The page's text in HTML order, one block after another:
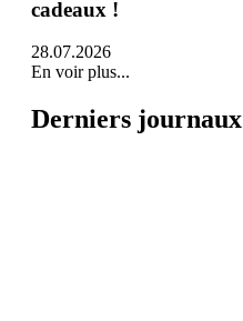
cadeaux !
28.07.2026
En voir plus...
Derniers journaux